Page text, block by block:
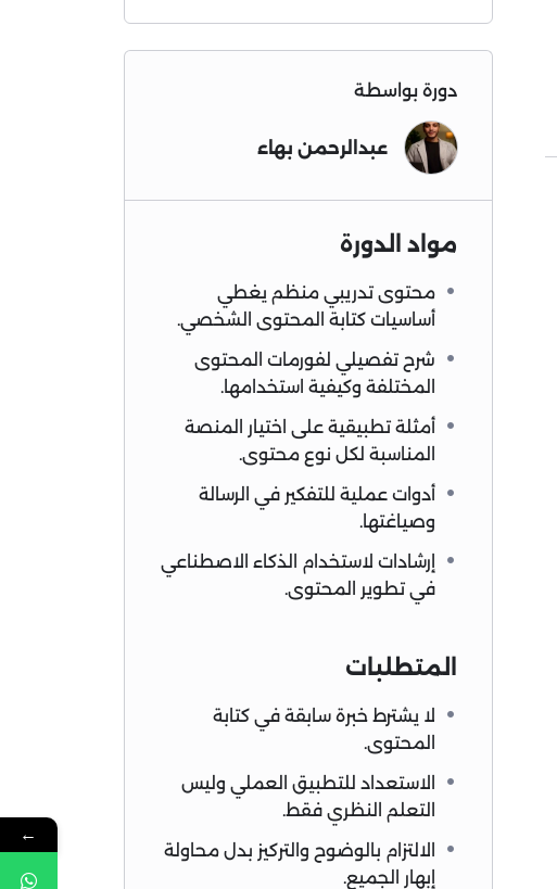
دورة بواسطة
عبدالرحمن بهاء
مواد الدورة
محتوى تدريبي منظم يغطي
أساسيات كتابة المحتوى الشخصي.
شرح تفصيلي لفورمات المحتوى
المختلفة وكيفية استخدامها.
أمثلة تطبيقية على اختيار المنصة
المناسبة لكل نوع محتوى.
أدوات عملية للتفكير في الرسالة
وصياغتها.
إرشادات لاستخدام الذكاء الاصطناعي
في تطوير المحتوى.
المتطلبات
لا يشترط خبرة سابقة في كتابة
المحتوى.
الاستعداد للتطبيق العملي وليس
التعلم النظري فقط.
الالتزام بالوضوح والتركيز بدل محاولة
إبهار الجميع.
←